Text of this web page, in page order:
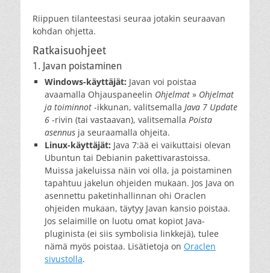
Riippuen tilanteestasi seuraa jotakin seuraavan
kohdan ohjetta.
Ratkaisuohjeet
1. Javan poistaminen
Windows-käyttäjät: Javan voi poistaa
avaamalla Ohjauspaneelin Ohjelmat » Ohjelmat
ja toiminnot -ikkunan, valitsemalla Java 7 Update
6 -rivin (tai vastaavan), valitsemalla Poista
asennus ja seuraamalla ohjeita.
Linux-käyttäjät: Java 7:ää ei vaikuttaisi olevan
Ubuntun tai Debianin pakettivarastoissa.
Muissa jakeluissa näin voi olla, ja poistaminen
tapahtuu jakelun ohjeiden mukaan. Jos Java on
asennettu paketinhallinnan ohi Oraclen
ohjeiden mukaan, täytyy Javan kansio poistaa.
Jos selaimille on luotu omat kopiot Java-
pluginista (ei siis symbolisia linkkejä), tulee
nämä myös poistaa. Lisätietoja on Oraclen
sivustolla.